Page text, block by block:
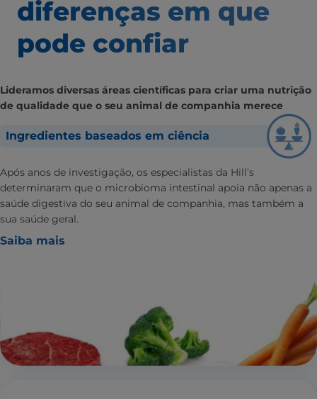
diferenças em que
pode confiar
Lideramos diversas áreas científicas para criar uma nutrição
de qualidade que o seu animal de companhia merece
Ingredientes baseados em ciência
Após anos de investigação, os especialistas da Hill’s
determinaram que o microbioma intestinal apoia não apenas a
saúde digestiva do seu animal de companhia, mas também a
sua saúde geral.
Saiba mais